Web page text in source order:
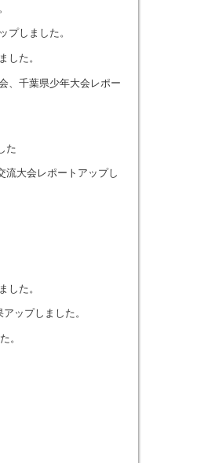
プしました。
した。
、千葉県少年大会レポー
た
大会レポートアップし
た。
ップしました。
。